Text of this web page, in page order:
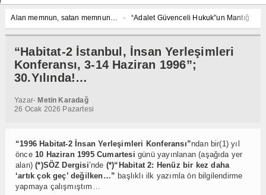
satan memnun…
“Adalet Güvenceli Hukuk”un Mantığı;
Kuram Sempozyumu’na Doğru Giderken; “Mimarlar Odası Öğrenci Üye
satan memnun…
“Adalet Güvenceli Hukuk”un Mantığı;
Kuram Sempozyumu’na Doğru Giderken; “Mimarlar Odası Öğrenci Üye
Güzel Bir Şey Şu “Hayal Kurmak…”
Doğan Kuban’ın anısına…
Kuram Sempozyumu’na Doğru Giderken; “Mimarlar Odası Öğrenci Üye
“Habitat-2 İstanbul, İnsan Yerleşimleri
Konferansı, 3-14 Haziran 1996”;
30.Yılında!…
Yazar- Metin Karadağ
26 Ocak 2026 Pazartesi
“1996 Habitat-2 İnsan Yerleşimleri Konferansı”ndan bir(1) yıl
önce 10 Haziran 1995 Cumartesi günü yayınlanan (aşağıda yer
alan)(*)SÖZ Dergisi’nde (*)“Habitat 2: Henüz bir kez daha
‘artık çok geç’ değilken…” başlıklı ilk yazımla ön bilgilendirme
yapmaya çalışmıştım…